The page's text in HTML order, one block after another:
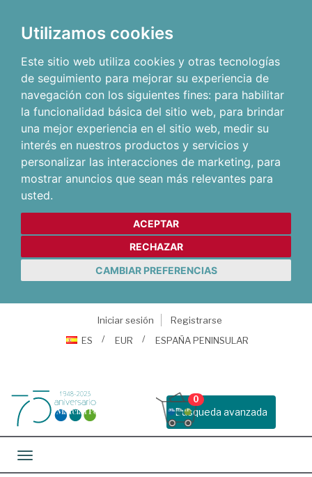
Utilizamos cookies
Este sitio web utiliza cookies y otras tecnologías
de seguimiento para mejorar su experiencia de
navegación con los siguientes fines: para habilitar
la funcionalidad básica del sitio web, para brindar
una mejor experiencia en el sitio web, medir su
interés en nuestros productos y servicios y
personalizar las interacciones de marketing, para
mostrar anuncios que sean más relevantes para
usted.
ACEPTAR
RECHAZAR
CAMBIAR PREFERENCIAS
Iniciar sesión
Registrarse
ES
EUR ESPAÑA PENINSULAR
Busqueda avanzada
0
Toggle navigation